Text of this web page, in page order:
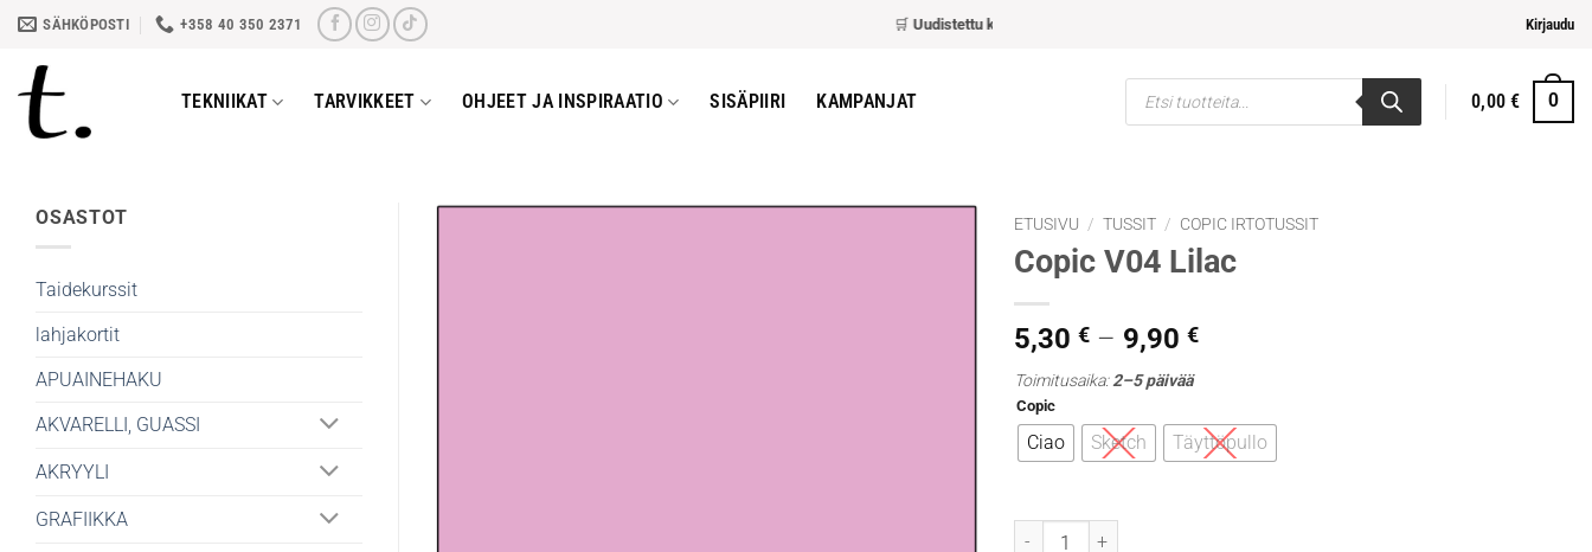
Skip
content
SÄHKÖPOSTI +358 40 350 2371 Uudistettu kassa Kirjaudu
TEKNIIKAT TARVIKKEET OHJEET JA INSPIRAATIO SISÄPIIRI KAMPANJAT
Products
search
0,00€ 0
OSASTOT
Taidekurssit
lahjakortit
APUAINEHAKU
AKVARELLI, GUASSI
AKRYYLI
GRAFIIKKA
ETUSIVU / TUSSIT / COPIC IRTOTUSSIT
Copic V04 Lilac
5,30 € – 9,90 €Hintaluokka:
9,90 €
Toimitusaika:2–5 päivää
Copic
Ciao Sketch Täyttöpullo
Copic V04 Lilac määrä